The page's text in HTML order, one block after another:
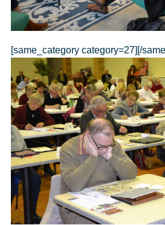
[same_category category=27][/